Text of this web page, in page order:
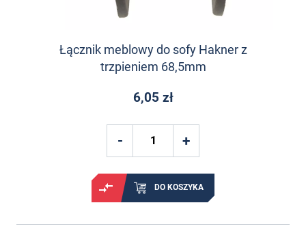
Łącznik meblowy do sofy Hakner z
trzpieniem 68,5mm
6,05 zł
DO KOSZYKA